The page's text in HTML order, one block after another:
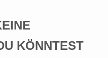
KÖNNTEST